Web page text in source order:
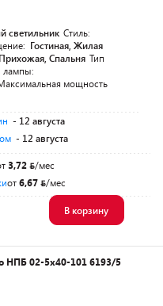
светильник Стиль:
Гостиная, Жилая
Спальня Тип
лампы:
мощность
- 12 августа
- 12 августа
3,72
/мес
от6,67 /мес
В корзину
НПБ 02-5x40-101 6193/5